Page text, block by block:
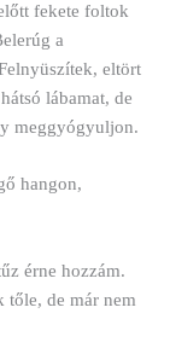
fekete foltok
a
eltört
lábamat, de
meggyógyuljon.
hangon,
érne hozzám.
tőle, de már nem